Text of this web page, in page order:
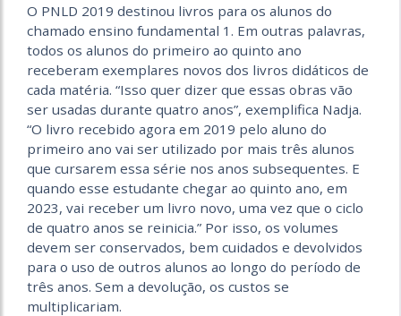
O PNLD 2019 destinou livros para os alunos do
chamado ensino fundamental 1. Em outras palavras,
todos os alunos do primeiro ao quinto ano
receberam exemplares novos dos livros didáticos de
cada matéria. “Isso quer dizer que essas obras vão
ser usadas durante quatro anos”, exemplifica Nadja.
“O livro recebido agora em 2019 pelo aluno do
primeiro ano vai ser utilizado por mais três alunos
que cursarem essa série nos anos subsequentes. E
quando esse estudante chegar ao quinto ano, em
2023, vai receber um livro novo, uma vez que o ciclo
de quatro anos se reinicia.” Por isso, os volumes
devem ser conservados, bem cuidados e devolvidos
para o uso de outros alunos ao longo do período de
três anos. Sem a devolução, os custos se
multiplicariam.